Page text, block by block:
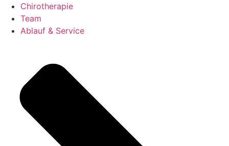
Chirotherapie
Team
Ablauf & Service